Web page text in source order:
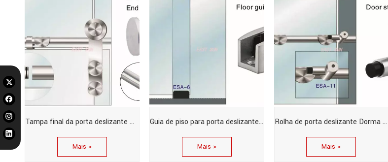
Tampa final da porta deslizante Dorma Design
Mais >
Guia de piso para porta deslizante Dorma Design
Mais >
Rolha de porta deslizante Dorma Design
Mais >